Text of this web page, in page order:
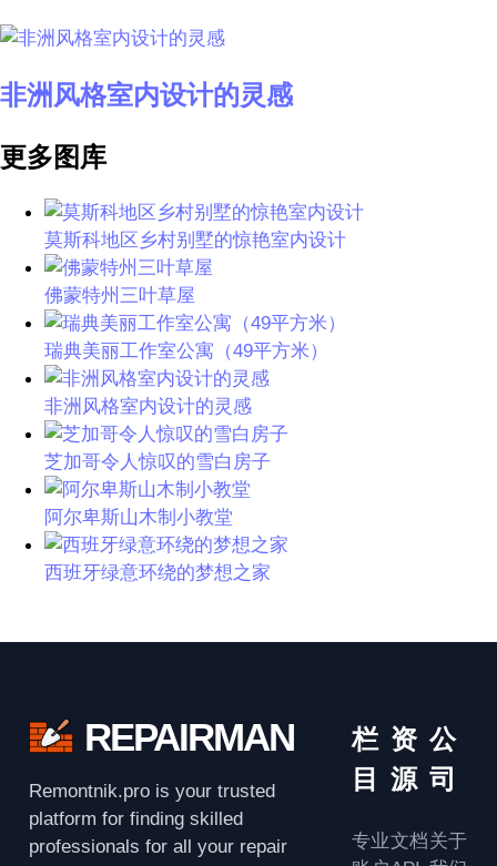
非洲风格室内设计的灵感
更多图库
莫斯科地区乡村别墅的惊艳室内设计
佛蒙特州三叶草屋
瑞典美丽工作室公寓（49平方米）
非洲风格室内设计的灵感
芝加哥令人惊叹的雪白房子
阿尔卑斯山木制小教堂
西班牙绿意环绕的梦想之家
REPAIRMAN
Remontnik.pro is your trusted
platform for finding skilled
professionals for all your repair
栏
目
专业
资
源
文档
公
司
关于